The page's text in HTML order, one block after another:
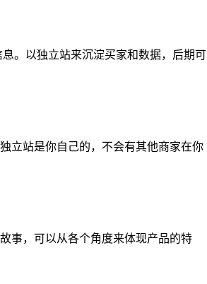
。以独立站来沉淀买家和数据，后期可
立站是你自己的，不会有其他商家在你
事，可以从各个角度来体现产品的特